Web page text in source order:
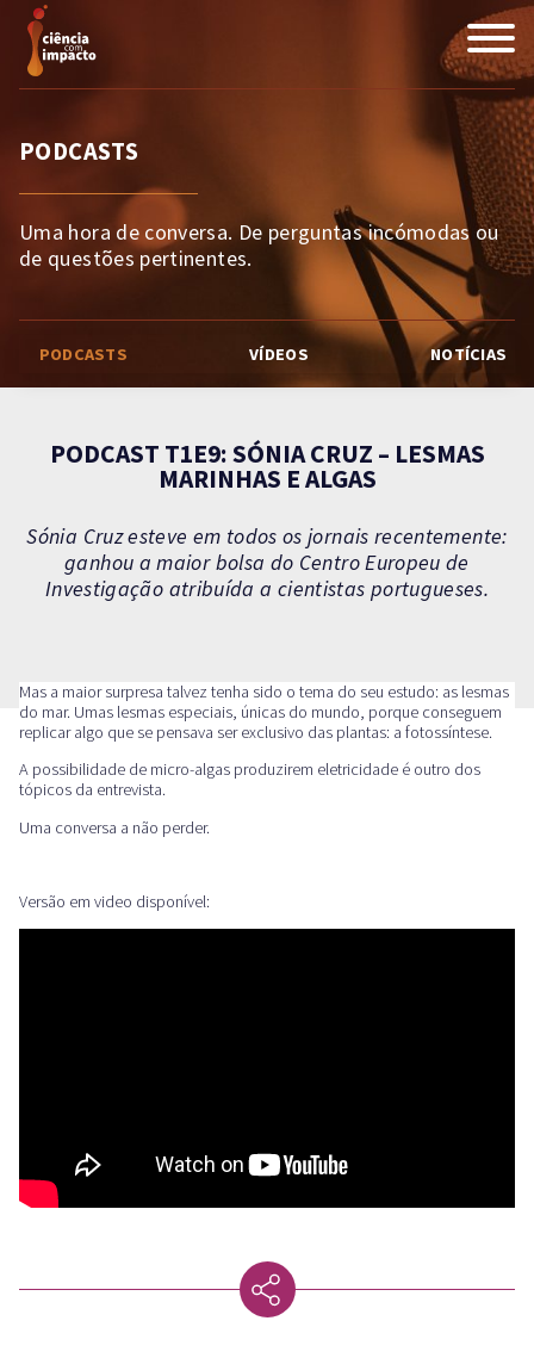
PODCASTS
Uma hora de conversa. De perguntas incómodas ou
de questões pertinentes.
PODCASTS VÍDEOS NOTÍCIAS
PODCAST T1E9: SÓNIA CRUZ – LESMAS
MARINHAS E ALGAS
Sónia Cruz esteve em todos os jornais recentemente:
ganhou a maior bolsa do Centro Europeu de
Investigação atribuída a cientistas portugueses.
Mas a maior surpresa talvez tenha sido o tema do seu estudo: as lesmas
do mar. Umas lesmas especiais, únicas do mundo, porque conseguem
replicar algo que se pensava ser exclusivo das plantas: a fotossíntese.
A possibilidade de micro-algas produzirem eletricidade é outro dos
tópicos da entrevista.
Uma conversa a não perder.
Versão em video disponível: